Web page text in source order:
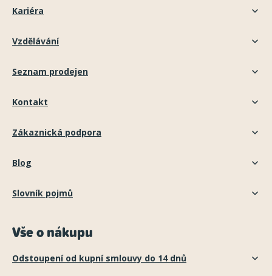
Kariéra
Vzdělávání
Seznam prodejen
Kontakt
Zákaznická podpora
Blog
Slovník pojmů
Vše o nákupu
Odstoupení od kupní smlouvy do 14 dnů